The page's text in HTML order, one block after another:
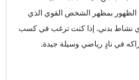
الظهور بمظهر الشخص القوي الذي
نشاط بدني. إذا كنت ترغب في كسب
في نادٍ رياضي وسيلة جيدة.